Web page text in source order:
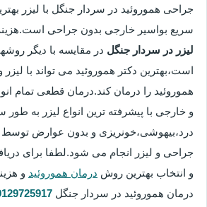
جراحی هموروئید در سردار جنگل با لیزر
سریع بواسیر خارجی بدون جراحی
لیزر در سردار جنگل در مقایسه با دیگر روشها
است،بهترین دکتر هموروئید می تواند با
هموروئید را درمان کند.درمان قطعی تمام
و خارجی با پیشرفته ترین انواع لیزر به طور
درد،بیهوشی،خونریزی و بدون عوارض
جراحی و لیزر انجام می شود.لطفا برای
و انتخاب بهترین روش درمان هموروئید و
درمان هموروئید در سردار جنگل